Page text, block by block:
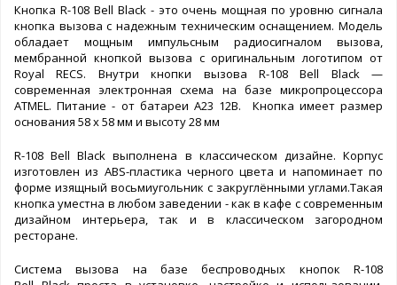
Кнопка R-108 Bell Black - это очень мощная по уровню сигнала
кнопка вызова с надежным техническим оснащением. Модель
обладает мощным импульсным радиосигналом вызова,
мембранной кнопкой вызова с оригинальным логотипом от
Royal RECS. Внутри кнопки вызова R-108 Bell Black —
современная электронная схема на базе микропроцессора
ATMEL. Питание - от батареи A23 12B. Кнопка имеет размер
основания 58 х 58 мм и высоту 28 мм
R-108 Bell Black выполнена в классическом дизайне. Корпус
изготовлен из ABS-пластика черного цвета и напоминает по
форме изящный восьмиугольник с закруглёнными углами.Такая
кнопка уместна в любом заведении - как в кафе с современным
дизайном интерьера, так и в классическом загородном
ресторане.
Система вызова на базе беспроводных кнопок R-108